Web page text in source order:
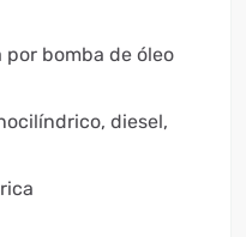
por bomba de óleo
diesel,